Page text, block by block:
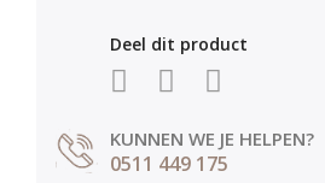
Deel dit product
KUNNEN WE JE HELPEN?
0511 449 175